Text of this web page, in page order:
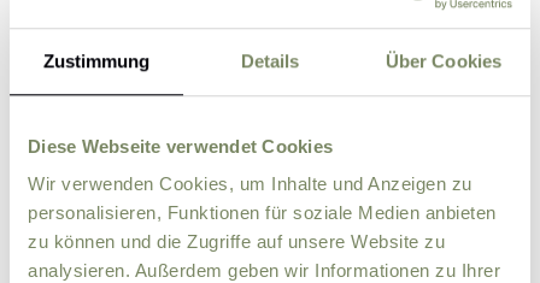
Zustimmung Details Über Cookies
Diese Webseite verwendet Cookies
Wir verwenden Cookies, um Inhalte und Anzeigen zu
personalisieren, Funktionen für soziale Medien anbieten
zu können und die Zugriffe auf unsere Website zu
analysieren. Außerdem geben wir Informationen zu Ihrer
Zusätzliche Angaben, Fragen oder Wünsche